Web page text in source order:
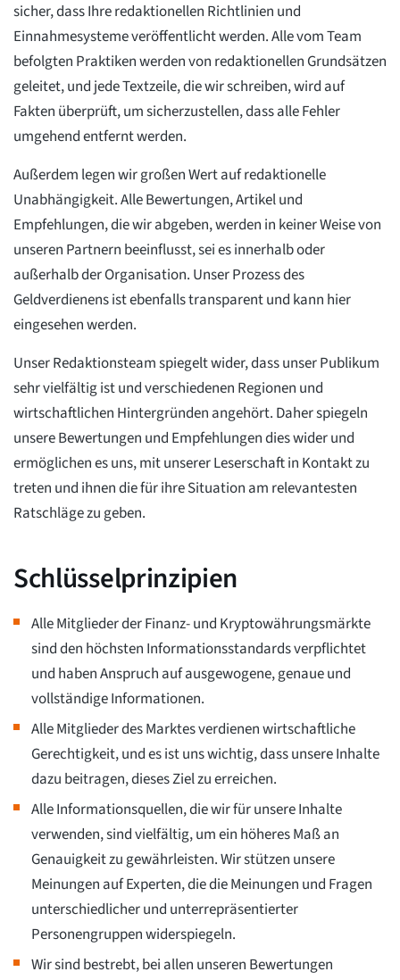
sicher, dass Ihre redaktionellen Richtlinien und
Einnahmesysteme veröffentlicht werden. Alle vom Team
befolgten Praktiken werden von redaktionellen Grundsätzen
geleitet, und jede Textzeile, die wir schreiben, wird auf
Fakten überprüft, um sicherzustellen, dass alle Fehler
umgehend entfernt werden.
Außerdem legen wir großen Wert auf redaktionelle
Unabhängigkeit. Alle Bewertungen, Artikel und
Empfehlungen, die wir abgeben, werden in keiner Weise von
unseren Partnern beeinflusst, sei es innerhalb oder
außerhalb der Organisation. Unser Prozess des
Geldverdienens ist ebenfalls transparent und kann hier
eingesehen werden.
Unser Redaktionsteam spiegelt wider, dass unser Publikum
sehr vielfältig ist und verschiedenen Regionen und
wirtschaftlichen Hintergründen angehört. Daher spiegeln
unsere Bewertungen und Empfehlungen dies wider und
ermöglichen es uns, mit unserer Leserschaft in Kontakt zu
treten und ihnen die für ihre Situation am relevantesten
Ratschläge zu geben.
Schlüsselprinzipien
Alle Mitglieder der Finanz- und Kryptowährungsmärkte
sind den höchsten Informationsstandards verpflichtet
und haben Anspruch auf ausgewogene, genaue und
vollständige Informationen.
Alle Mitglieder des Marktes verdienen wirtschaftliche
Gerechtigkeit, und es ist uns wichtig, dass unsere Inhalte
dazu beitragen, dieses Ziel zu erreichen.
Alle Informationsquellen, die wir für unsere Inhalte
verwenden, sind vielfältig, um ein höheres Maß an
Genauigkeit zu gewährleisten. Wir stützen unsere
Meinungen auf Experten, die die Meinungen und Fragen
unterschiedlicher und unterrepräsentierter
Personengruppen widerspiegeln.
Wir sind bestrebt, bei allen unseren Bewertungen